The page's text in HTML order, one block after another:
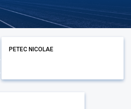
PETEC NICOLAE